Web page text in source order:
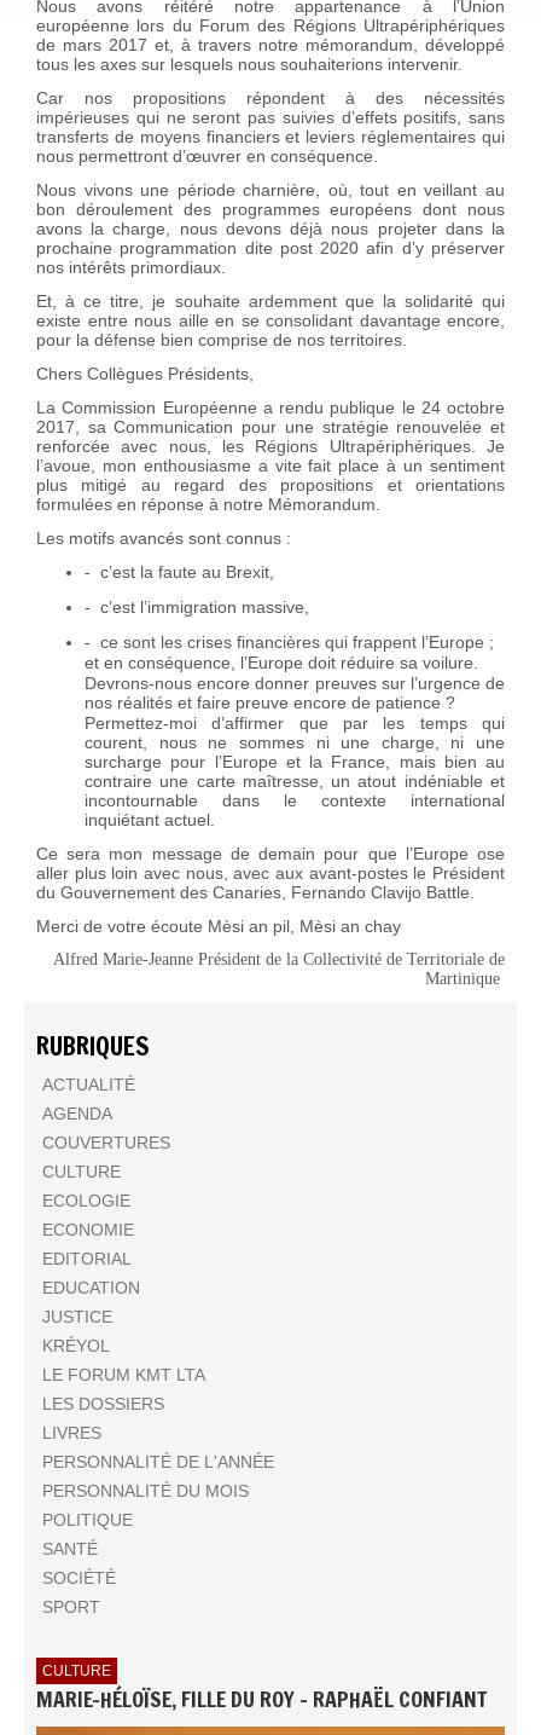
Nous avons réitéré notre appartenance à l’Union
européenne lors du Forum des Régions Ultrapériphériques
de mars 2017 et, à travers notre mémorandum, développé
tous les axes sur lesquels nous souhaiterions intervenir.
Car nos propositions répondent à des nécessités
impérieuses qui ne seront pas suivies d’effets positifs, sans
transferts de moyens financiers et leviers réglementaires qui
nous permettront d’œuvrer en conséquence.
Nous vivons une période charnière, où, tout en veillant au
bon déroulement des programmes européens dont nous
avons la charge, nous devons déjà nous projeter dans la
prochaine programmation dite post 2020 afin d’y préserver
nos intérêts primordiaux.
Et, à ce titre, je souhaite ardemment que la solidarité qui
existe entre nous aille en se consolidant davantage encore,
pour la défense bien comprise de nos territoires.
Chers Collègues Présidents,
La Commission Européenne a rendu publique le 24 octobre
2017, sa Communication pour une stratégie renouvelée et
renforcée avec nous, les Régions Ultrapériphériques. Je
l’avoue, mon enthousiasme a vite fait place à un sentiment
plus mitigé au regard des propositions et orientations
formulées en réponse à notre Mémorandum.
Les motifs avancés sont connus :
- c’est la faute au Brexit,
- c’est l’immigration massive,
- ce sont les crises financières qui frappent l’Europe ;
et en conséquence, l’Europe doit réduire sa voilure.
Devrons-nous encore donner preuves sur l’urgence de
nos réalités et faire preuve encore de patience ?
Permettez-moi d’affirmer que par les temps qui
courent, nous ne sommes ni une charge, ni une
surcharge pour l’Europe et la France, mais bien au
contraire une carte maîtresse, un atout indéniable et
incontournable dans le contexte international
inquiétant actuel.
Ce sera mon message de demain pour que l’Europe ose
aller plus loin avec nous, avec aux avant-postes le Président
du Gouvernement des Canaries, Fernando Clavijo Battle.
Merci de votre écoute Mèsi an pil, Mèsi an chay
Alfred Marie-Jeanne Président de la Collectivité de Territoriale de
Martinique
RUBRIQUES
ACTUALITÉ
AGENDA
COUVERTURES
CULTURE
ECOLOGIE
ECONOMIE
EDITORIAL
EDUCATION
JUSTICE
KRÉYOL
LE FORUM KMT LTA
LES DOSSIERS
LIVRES
PERSONNALITÉ DE L'ANNÉE
PERSONNALITÉ DU MOIS
POLITIQUE
SANTÉ
SOCIÉTÉ
SPORT
CULTURE
MARIE-HÉLOÏSE, FILLE DU ROY - RAPHAËL CONFIANT